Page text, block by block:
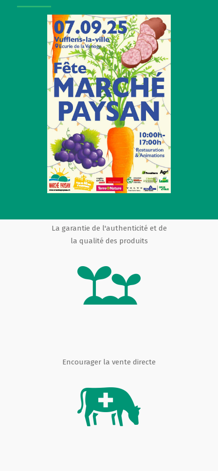
La garantie de l'authenticité et de
la qualité des produits
Encourager la vente directe